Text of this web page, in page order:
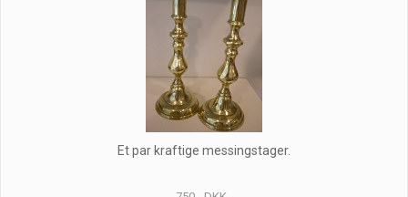
Et par kraftige messingstager.